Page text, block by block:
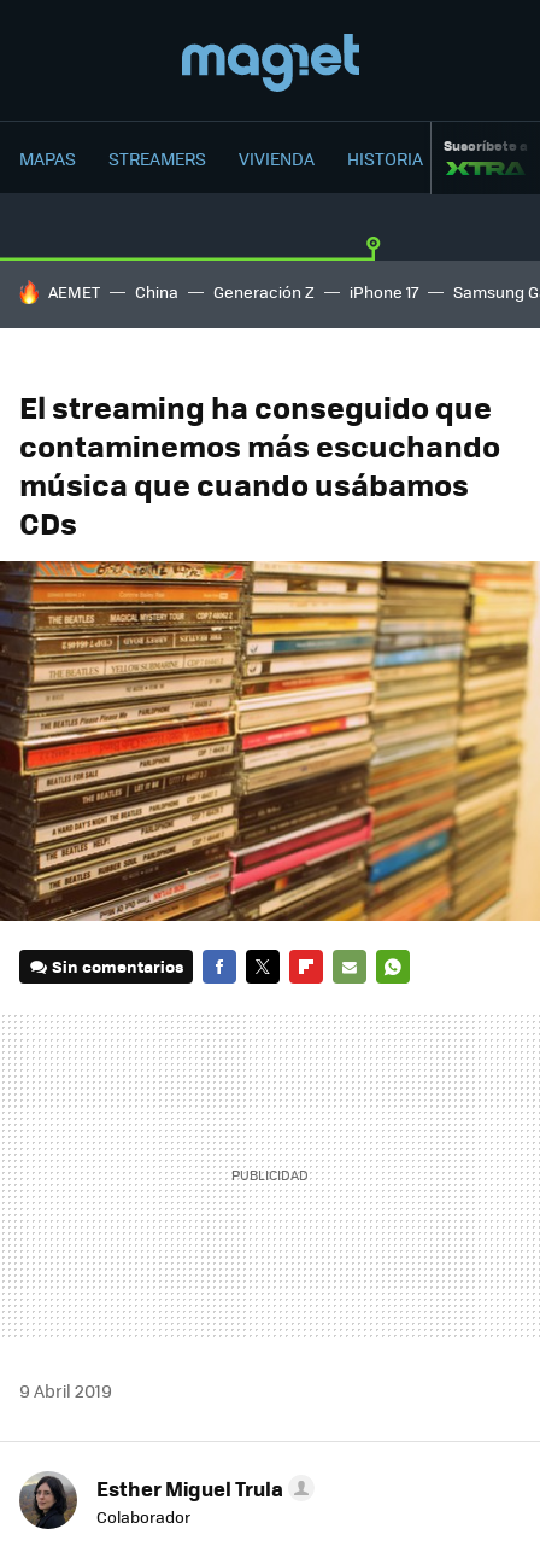
MAPAS STREAMERS VIVIENDA HISTORIA Suscríbete a
HOY SE HABLA DE
AEMET China Generación Z iPhone 17 Samsung
El streaming ha conseguido que
contaminemos más escuchando
música que cuando usábamos
CDs
Sin comentarios
MAIL
9 Abril 2019
Esther Miguel Trula
Colaborador